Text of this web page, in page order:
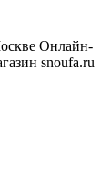
Онлайн-
snoufa.ru